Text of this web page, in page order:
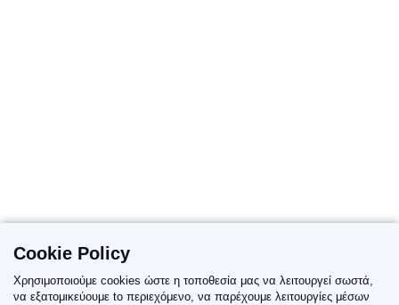
Cookie Policy
Χρησιμοποιούμε cookies ώστε η τοποθεσία μας να λειτουργεί σωστά,
να εξατομικεύουμε to περιεχόμενο, να παρέχουμε λειτουργίες μέσων